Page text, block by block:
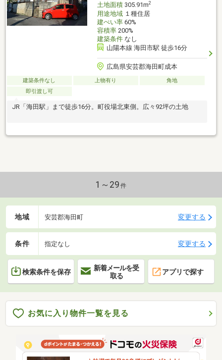
土地面積305.91m2
用途地域１種住居
建ぺい率60%
容積率200%
建築条件なし
山陽本線 海田市駅 徒歩16分
広島県安芸郡海田町成本
建築条件なし 上物有り
角地
即引渡し可
JR「海田駅」まで徒歩16分。町役場北東側。広々92坪の土地
1～29 件
地域 安芸郡海田町 変更する
条件 指定なし 変更する
検索条件を保存
新着メールを受
取る
アプリで探す
お気に入り物件一覧を見る